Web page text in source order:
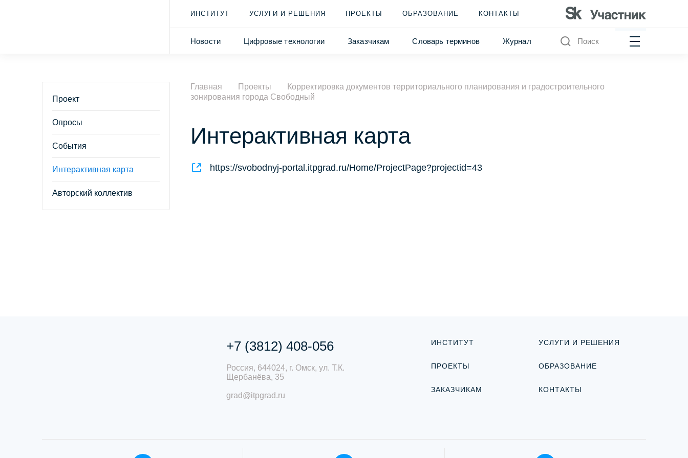
ИНСТИТУТ УСЛУГИ И РЕШЕНИЯ ПРОЕКТЫ ОБРАЗОВАНИЕ КОНТАКТЫ
Новости Цифровые технологии Заказчикам Словарь терминов Журнал Поиск
Проект
Опросы
События
Интерактивная карта
Авторский коллектив
Главная Проекты
Корректировка документов территориального планирования и градостроительного
зонирования города Свободный
Интерактивная карта
https://svobodnyj-portal.itpgrad.ru/Home/ProjectPage?projectid=43
+7 (3812) 408-056
Россия, 644024, г. Омск, ул. Т.К.
Щербанёва, 35
grad@itpgrad.ru
ИНСТИТУТ
ПРОЕКТЫ
ЗАКАЗЧИКАМ
УСЛУГИ И РЕШЕНИЯ
ОБРАЗОВАНИЕ
КОНТАКТЫ